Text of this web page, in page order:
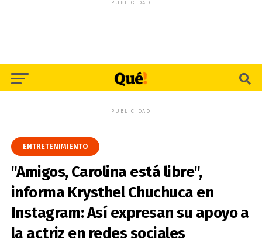
PUBLICIDAD
PUBLICIDAD
ENTRETENIMIENTO
"Amigos, Carolina está libre",
informa Krysthel Chuchuca en
Instagram: Así expresan su apoyo a
la actriz en redes sociales